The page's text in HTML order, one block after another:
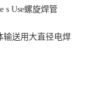
s Use螺旋焊管
输送用大直径电焊